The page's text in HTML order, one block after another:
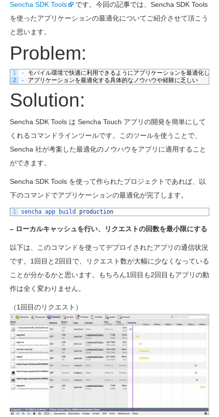
Sencha SDK Tools
です。今回の記事では、Sencha SDK Tools
を使ったアプリケーションの最適化についてご紹介させて頂こう
と思います。
Problem:
1
2
-
モバイル環境で快適に利用できるようにアプリケーションを最適化した
-
アプリケーションを最適化する具体的なノウハウや経験に乏しい
Solution:
Sencha SDK Tools は Sencha Touch アプリの開発を簡単にして
くれるコマンドラインツールです。このツールを使うことで、
Sencha 社が考案した最適化のノウハウをアプリに適用すること
ができます。
Sencha SDK Tools を使って作られたプロジェクトであれば、以
下のコマンドでアプリケーションの最適化が完了します。
1 sencha app build production
– ローカルキャッシュを行い、リクエストの回数を最小限にする
以下は、このコマンドを使ってデプロイされたアプリの通信状況
です。1回目と2回目で、リクエスト数が大幅に少なくなっている
ことが分かるかと思います。もちろん1回目も2回目もアプリの動
作は全く変わりません。
（1回目のリクエスト）